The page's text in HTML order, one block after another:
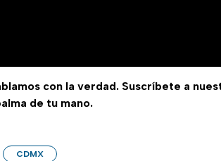
con la verdad. Suscríbete a
de tu mano.
CDMX